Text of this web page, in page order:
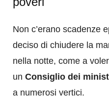
Non c’erano scadenze
deciso di chiudere la
nella notte, come a
un Consiglio dei
a numerosi vertici.